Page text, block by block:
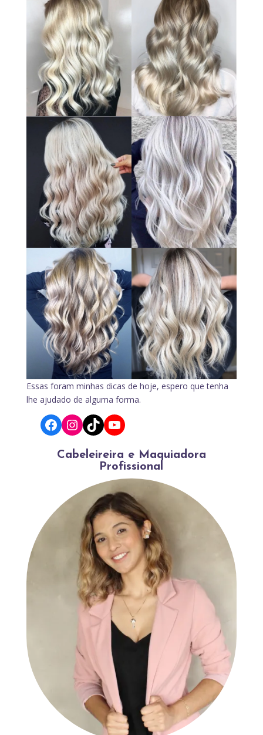
Essas foram minhas dicas de hoje, espero que tenha
lhe ajudado de alguma forma.
Facebook
Instagram
TikTokYouTube
Cabeleireira e Maquiadora
Profissional